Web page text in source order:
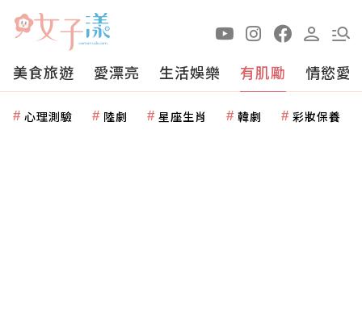
美食旅遊 愛漂亮 生活娛樂 有肌勵 情慾愛
心理測驗 陸劇 星座生肖 韓劇 彩妝保養